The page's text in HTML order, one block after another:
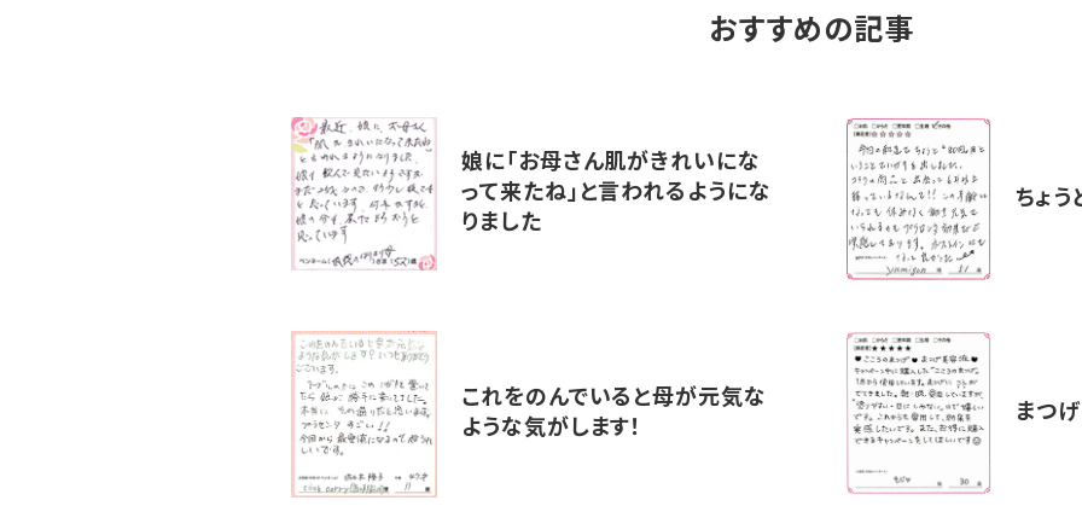
おすすめの記事
娘に「お母さん肌がきれいにな
って来たね」と言われるようにな
りました
ちょう
これをのんでいると母が元気な
ような気がします！
まつげ